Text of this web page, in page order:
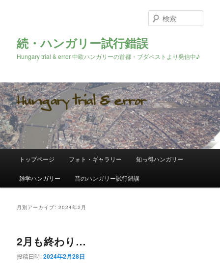
続・ハンガリー試行錯誤
Hungary trial & error 中欧ハンガリーの首都・ブダペストより発信中♪
索
メ
メ
イ
ン
サ
ブ
テ
トップページ フォト・ギャラリー 知っ得ハンガリー
雑学ハンガリー 昔のハンガリー試行錯誤
月別アーカイブ:2024年2月
2月も終わり…
投稿日時:2024年2月28日